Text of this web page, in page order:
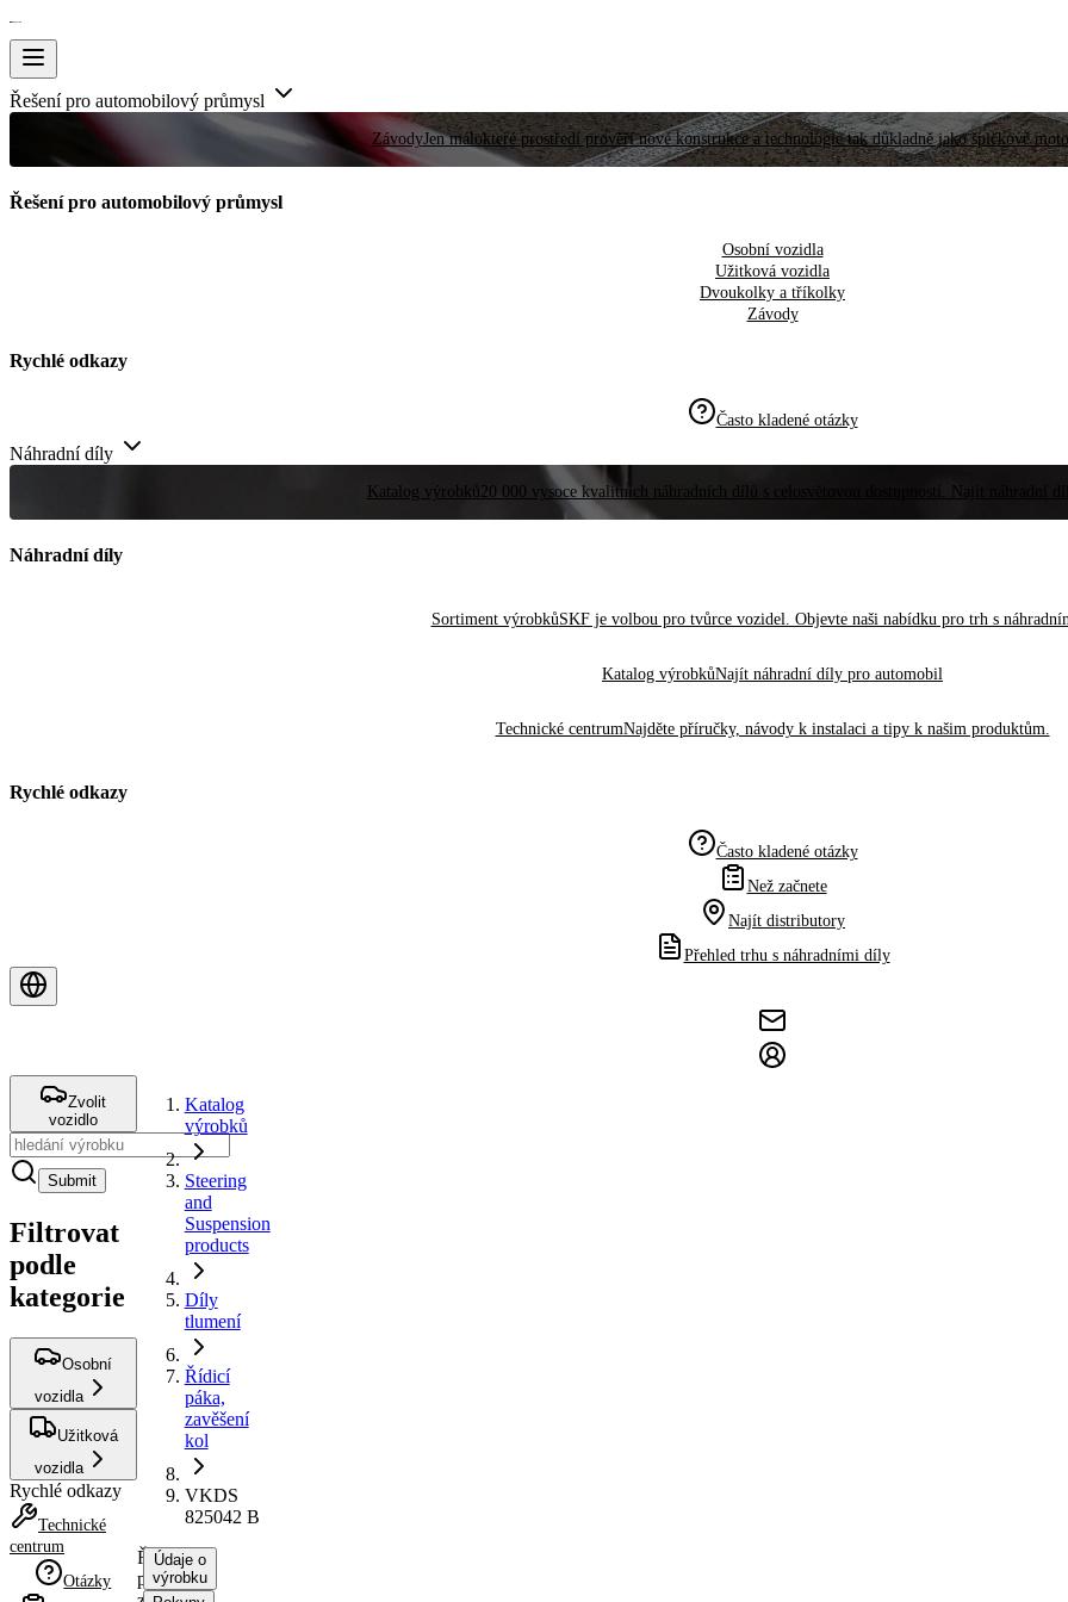
Řešení pro automobilový průmysl
ZávodyJen málokteré prostředí prověří nové konstrukce a technologie tak důkladně jako špičkové
Řešení pro automobilový průmysl
Osobní vozidla
Užitková vozidla
Dvoukolky a tříkolky
Závody
Rychlé odkazy
Často kladené otázky
Náhradní díly
Katalog výrobků20 000 vysoce kvalitních náhradních dílů s celosvětovou dostupností. Najít náhradní
Náhradní díly
Sortiment výrobkůSKF je volbou pro tvůrce vozidel. Objevte naši nabídku pro trh s
Katalog výrobkůNajít náhradní díly pro automobil
Technické centrumNajděte příručky, návody k instalaci a tipy k našim produktům.
Rychlé odkazy
Často kladené otázky
Než začnete
Najít distributory
Přehled trhu s náhradními díly
Zvolit
vozidlo
Submit
Filtrovat
podle
kategorie
Osobní
vozidla
Užitková
vozidla
Rychlé odkazy
Technické
centrum
Otázky
Katalog
výrobků
Steering
and
Suspension
products
Díly
tlumení
Řídicí
páka,
zavěšení
kol
VKDS
825042 B
Řídicí
páka,
Údaje o
výrobku